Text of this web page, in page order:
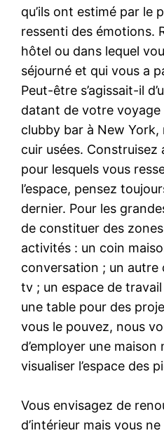
qu’ils ont estimé par le
ressenti des émotions.
hôtel ou dans lequel
séjourné et qui vous a
Peut-être s’agissait-il
datant de votre voyage
clubby bar à New York,
cuir usées. Construisez
pour lesquels vous
l’espace, pensez
dernier. Pour les
de constituer des
activités : un coin
conversation ; un autre
tv ; un espace de
une table pour des
vous le pouvez, nous
d’employer une
visualiser l’espace des
Vous envisagez de
d’intérieur mais vous